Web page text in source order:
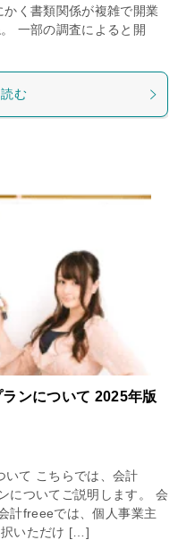
く書類関係が複雑で開業
一部の調査によると開
む
ンについて 2025年版
いて こちらでは、会計
についてご説明します。 会
計freeeでは、個人事業主
択いただけ […]